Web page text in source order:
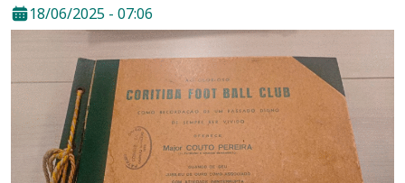
18/06/2025 - 07:06